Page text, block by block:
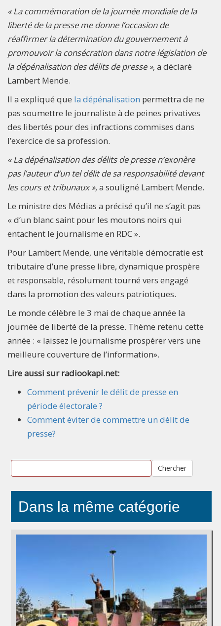
« La commémoration de la journée mondiale de la
liberté de la presse me donne l’occasion de
réaffirmer la détermination du gouvernement à
promouvoir la consécration dans notre législation de
la dépénalisation des délits de presse », a déclaré
Lambert Mende.
Il a expliqué que la dépénalisation permettra de ne
pas soumettre le journaliste à de peines privatives
des libertés pour des infractions commises dans
l’exercice de sa profession.
« La dépénalisation des délits de presse n’exonère
pas l’auteur d’un tel délit de sa responsabilité devant
les cours et tribunaux »,a souligné Lambert Mende.
Le ministre des Médias a précisé qu’il ne s’agit pas
« d’un blanc saint pour les moutons noirs qui
entachent le journalisme en RDC ».
Pour Lambert Mende, une véritable démocratie est
tributaire d’une presse libre, dynamique prospère
et responsable, résolument tourné vers engagé
dans la promotion des valeurs patriotiques.
Le monde célèbre le 3 mai de chaque année la
journée de liberté de la presse. Thème retenu cette
année : « laissez le journalisme prospérer vers une
meilleure couverture de l’information».
Lire aussi sur radiookapi.net:
Comment prévenir le délit de presse en
période électorale ?
Comment éviter de commettre un délit de
presse?
Chercher
Dans la même catégorie